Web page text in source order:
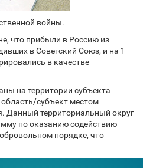
войны.
что прибыли в Россию из
в Советский Союз, и на 1
в качестве
на территории субъекта
субъект местом
Данный территориальный округ
по оказанию содействию
порядке, что